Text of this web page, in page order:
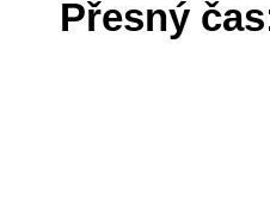
Přesný čas